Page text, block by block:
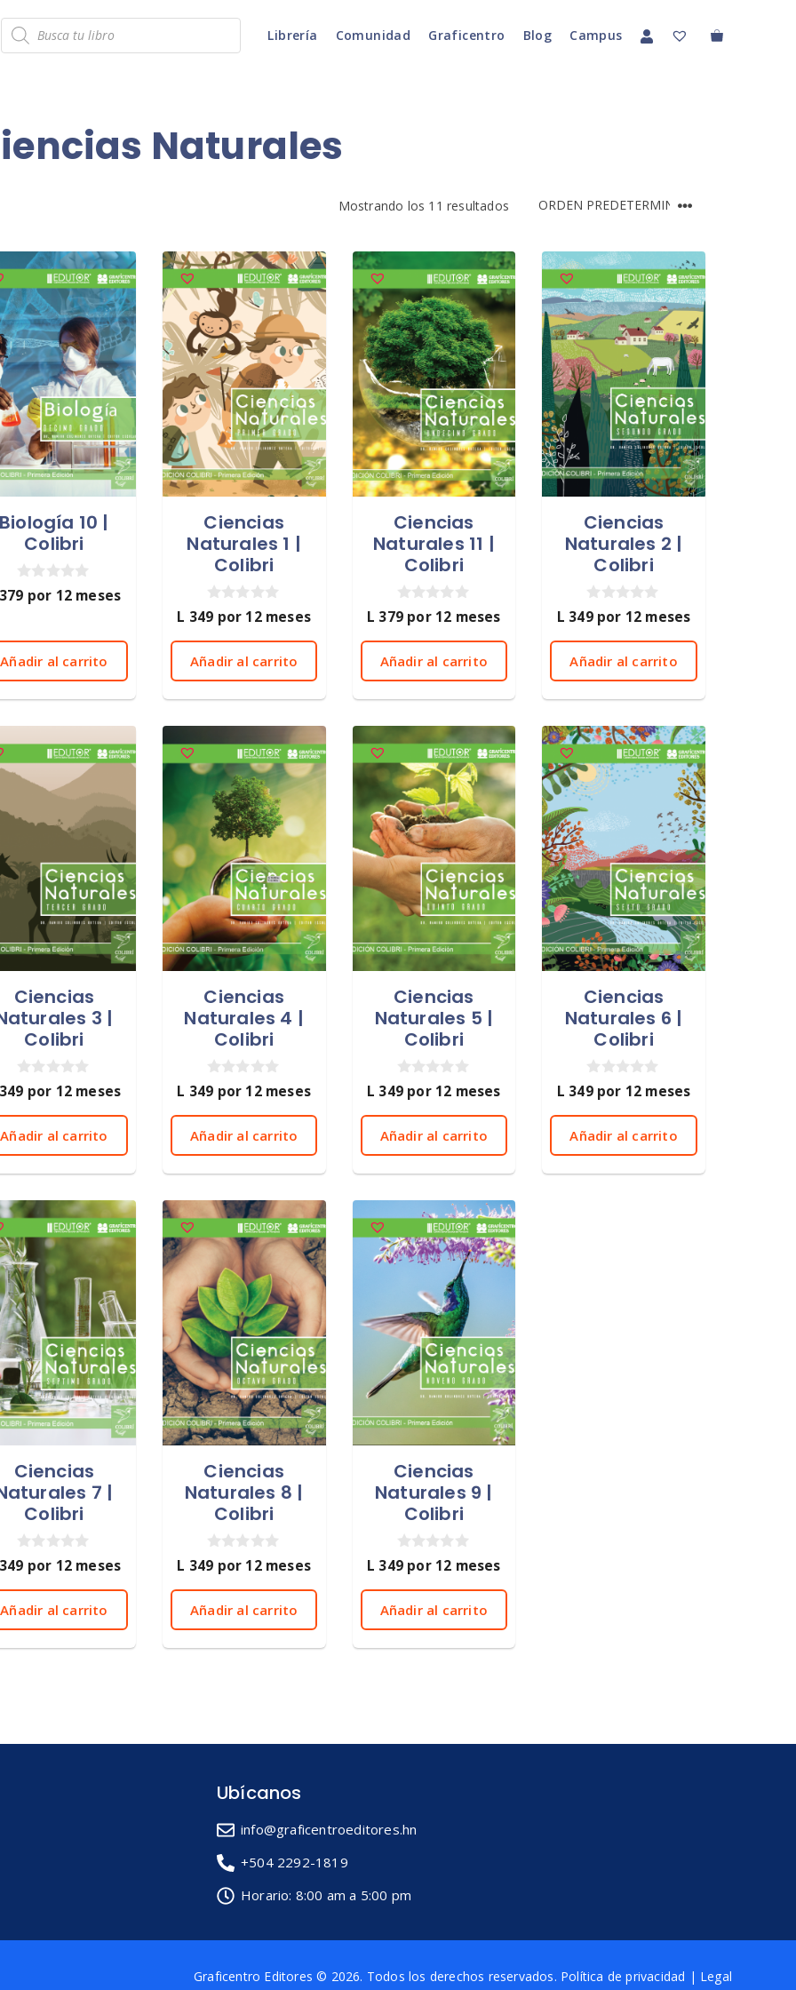
Búsqueda
de
productos
Librería Comunidad Graficentro Blog Campus
Naturales
Mostrando los 11 resultados
Biología 10 |
Colibri
0
d por 12 meses
Añadir al carrito
Ciencias
Naturales 1 |
Colibri
0
d
e
L 349 por 12 meses
Añadir al carrito
Ciencias
Naturales 11 |
Colibri
0
d
e
L 379 por 12 meses
Añadir al carrito
Ciencias
Naturales 2 |
Colibri
0
d
e
L 349por 12 meses
Añadir al carrito
Ciencias
3 |
Colibri
0
d
e
por 12 meses
Añadir al carrito
Ciencias
Naturales 4 |
Colibri
0
d
e
L 349 por 12 meses
Añadir al carrito
Ciencias
Naturales 5 |
Colibri
0
d
e
L 349 por 12 meses
Añadir al carrito
Ciencias
Naturales 6 |
Colibri
0
d
e
L 349por 12 meses
Añadir al carrito
Ciencias
7 |
Colibri
0
d
e
por 12 meses
Añadir al carrito
Ciencias
Naturales 8 |
Colibri
0
d
e
L 349 por 12 meses
Añadir al carrito
Ciencias
Naturales 9 |
Colibri
0
d
e
L 349 por 12 meses
Añadir al carrito
Ubícanos
info@graficentroeditores.hn
+504 2292-1819
Horario: 8:00 am a 5:00 pm
Graficentro Editores © 2026. Todos los derechos reservados. Política de privacidad | Legal